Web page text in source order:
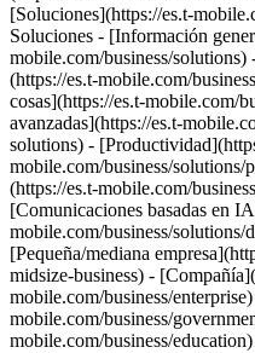
[Soluciones](https://es.t-
Soluciones - [Información
mobile.com/business/solutions)
(https://es.t-mobile.com/
cosas](https://es.t-mobile.com/
avanzadas](https://es.t-
solutions) -
mobile.com/business/
(https://es.t-mobile.com/
[Comunicaciones basadas en
mobile.com/business/solutions/
[Pequeña/mediana
midsize-business) -
mobile.com/business/
mobile.com/business/
mobile.com/business/